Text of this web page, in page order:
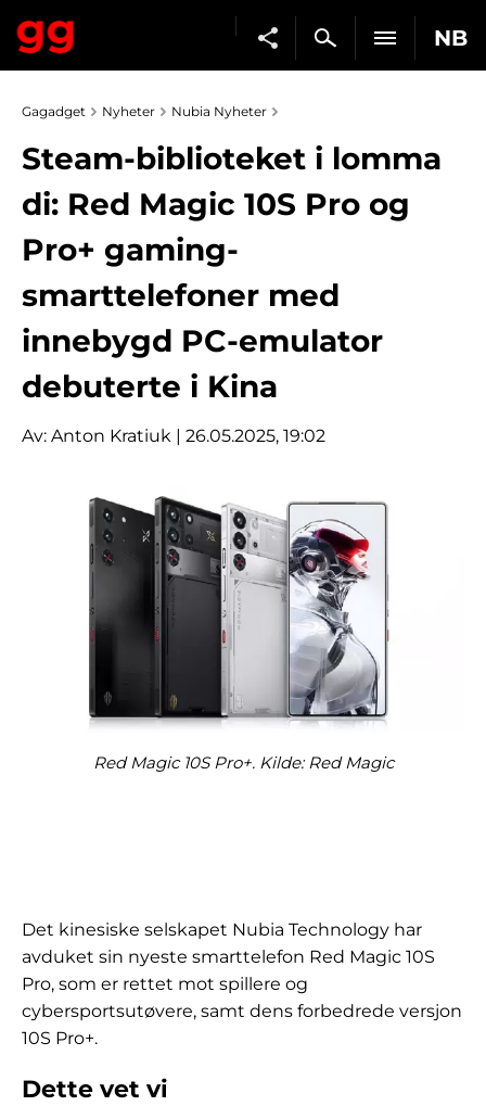
NB
Gagadget Nyheter Nubia Nyheter
Steam-biblioteket i lomma
di: Red Magic 10S Pro og
Pro+ gaming-
smarttelefoner med
innebygd PC-emulator
debuterte i Kina
Av: Anton Kratiuk | 26.05.2025, 19:02
Red Magic 10S Pro+. Kilde: Red Magic
Det kinesiske selskapet Nubia Technology har
avduket sin nyeste smarttelefon Red Magic 10S
Pro, som er rettet mot spillere og
cybersportsutøvere, samt dens forbedrede versjon
10S Pro+.
Dette vet vi